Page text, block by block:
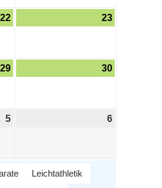
22 23
29 30
5 6
Leichtathletik